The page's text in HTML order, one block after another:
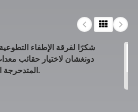
شكرًا لفرقة الإطفاء
دونغشان لاختيار حقائب